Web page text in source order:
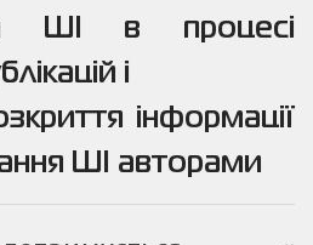
ШІ в процесі
і
інформації
ШІ авторами